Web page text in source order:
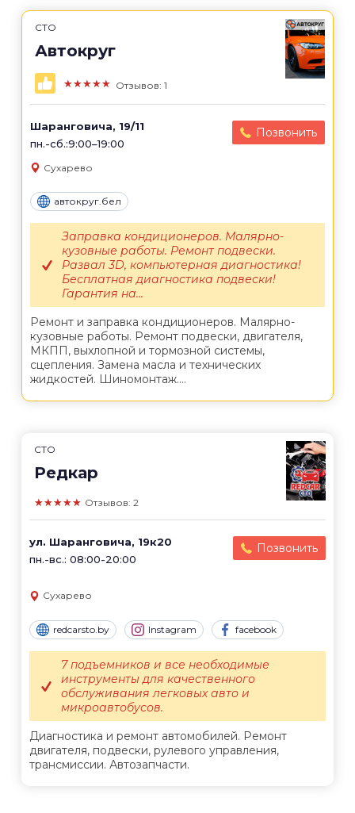
СТО
Автокруг
★★★★★ Отзывов: 1
Шаранговича, 19/11
пн.-сб.:9:00–19:00
Позвонить
Сухарево
автокруг.бел
Ремонт и заправка кондиционеров. Малярно-
кузовные работы. Ремонт подвески, двигателя,
МКПП, выхлопной и тормозной системы,
сцепления. Замена масла и технических
жидкостей. Шиномонтаж....
Заправка кондиционеров. Малярно-
кузовные работы. Ремонт подвески.
Развал 3D, компьютерная диагностика!
Бесплатная диагностика подвески!
Гарантия на...
СТО
Редкар
★★★★★ Отзывов: 2
ул. Шаранговича, 19к20
пн.-вс.: 08:00-20:00
Позвонить
Сухарево
redcarsto.by Instagram facebook
Диагностика и ремонт автомобилей. Ремонт
двигателя, подвески, рулевого управления,
трансмиссии. Автозапчасти.
7 подъемников и все необходимые
инструменты для качественного
обслуживания легковых авто и
микроавтобусов.